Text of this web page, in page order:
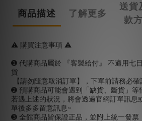
商品描述 了解更多
送貨
款
⚠️ 購買注意事項 ⚠️
➊ 代購商品屬於 『客製給付』 不適用七
貨
【請勿隨意取消訂單】，下單前請務必確
➋ 預購商品可能會遇到「缺貨、斷貨」等
若遇上述的狀況，將會透過官網訂單訊息
單後多多留意訊息~
➌ 全館商品皆保證正品，並附上統一發票